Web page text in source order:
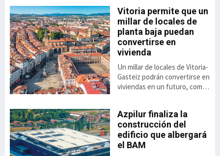
Vitoria permite que un
millar de locales de
planta baja puedan
convertirse en
vivienda
Un millar de locales de Vitoria-
Gasteiz podrán convertirse en
viviendas en un futuro, como
nueva ordenanza anunciada
por el ayuntamiento. Se trata
de una alternativa
habitacional cuya aprobación
Azpilur finaliza la
construcción del
edificio que albergará
el BAM